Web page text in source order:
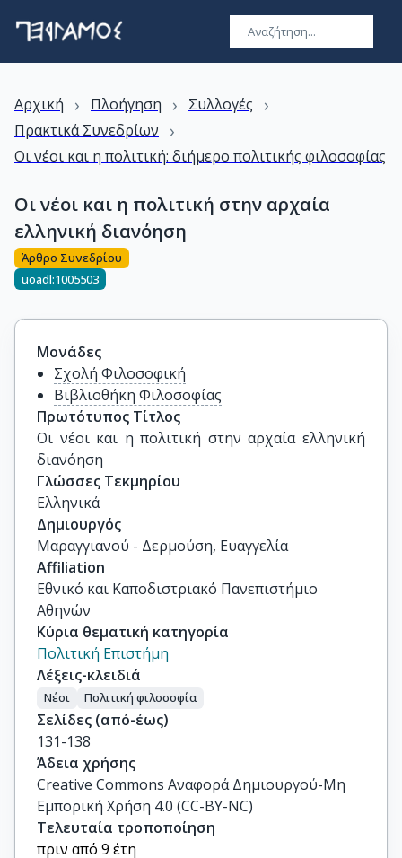
Αρχική › Πλοήγηση › Συλλογές ›
Πρακτικά Συνεδρίων ›
Οι νέοι και η πολιτική: διήμερο πολιτικής φιλοσοφίας
Οι νέοι και η πολιτική στην αρχαία
ελληνική διανόηση
Άρθρο Συνεδρίου
uoadl:1005503
Μονάδες
Σχολή Φιλοσοφική
Βιβλιοθήκη Φιλοσοφίας
Πρωτότυπος Τίτλος
Οι νέοι και η πολιτική στην αρχαία ελληνική
διανόηση
Γλώσσες Τεκμηρίου
Ελληνικά
Δημιουργός
Μαραγγιανού - Δερμούση, Ευαγγελία
Affiliation
Εθνικό και Καποδιστριακό Πανεπιστήμιο
Αθηνών
Κύρια θεματική κατηγορία
Πολιτική Επιστήμη
Λέξεις-κλειδιά
Νέοι Πολιτική φιλοσοφία
Σελίδες (από-έως)
131-138
Άδεια χρήσης
Creative Commons Αναφορά Δημιουργού-Μη
Εμπορική Χρήση 4.0 (CC-BY-NC)
Τελευταία τροποποίηση
πριν από 9 έτη